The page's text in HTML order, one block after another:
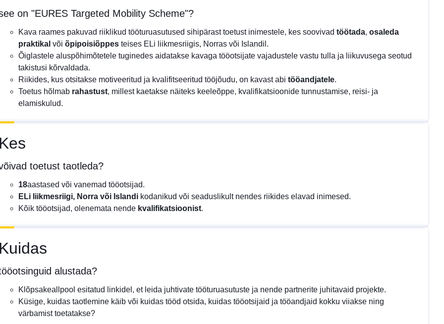
on "EURES Targeted Mobility Scheme"?
Kava raames pakuvad riiklikud tööturuasutused sihipärast toetust inimestele, kes soovivad töötada, osaleda
praktikal või õpipoisiõppes teises ELi liikmesriigis, Norras või Islandil.
Õiglastele aluspõhimõtetele tuginedes aidatakse kavaga tööotsijate vajadustele vastu tulla ja liikuvusega seotud
takistusi kõrvaldada.
Riikides, kus otsitakse motiveeritud ja kvalifitseeritud tööjõudu, on kavast abi tööandjatele.
Toetus hõlmab rahastust, millest kaetakse näiteks keeleõppe, kvalifikatsioonide tunnustamise, reisi- ja
elamiskulud.
toetust taotleda?
18aastased või vanemad tööotsijad.
ELi liikmesriigi, Norra või Islandi kodanikud või seaduslikult nendes riikides elavad inimesed.
Kõik tööotsijad, olenemata nende kvalifikatsioonist.
alustada?
Klõpsakeallpool esitatud linkidel, et leida juhtivate tööturuasutuste ja nende partnerite juhitavaid projekte.
Küsige, kuidas taotlemine käib või kuidas tööd otsida, kuidas tööotsijaid ja tööandjaid kokku viiakse ning
värbamist toetatakse?